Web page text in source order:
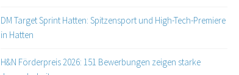
DM Target Sprint Hatten: Spitzensport und High-Tech-Premiere
in Hatten
H&N Förderpreis 2026: 151 Bewerbungen zeigen starke